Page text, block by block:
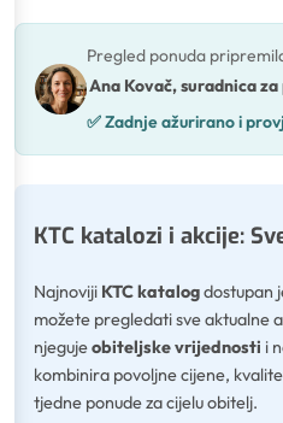
Pregled ponuda
Ana Kovač, suradnica
✅Zadnje ažurirano i
KTC katalozi i akcije:
Najnoviji KTC katalogdostupan
možete pregledati sve aktualne
njegujeobiteljske vrijednosti i
kombinira povoljne cijene,
tjedne ponude za cijelu obitelj.